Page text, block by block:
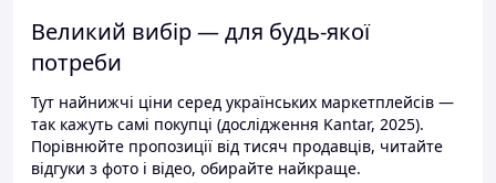
Великий вибір — для будь-якої
потреби
Тут найнижчі ціни серед українських маркетплейсів —
так кажуть самі покупці (дослідження Kantar, 2025).
Порівнюйте пропозиції від тисяч продавців, читайте
відгуки з фото і відео, обирайте найкраще.